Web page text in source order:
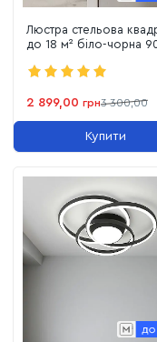
Люстра стельова
до 18 м² біло-чорна 90
(DOMINO 220565)
2 899,00 грн3 300,00
Купити